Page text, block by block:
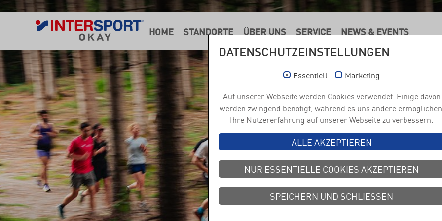
HOME STANDORTE ÜBER UNS SERVICE NEWS & EVENTS
DATENSCHUTZEINSTELLUNGEN
Essentiell
Marketing
Auf unserer Webseite werden Cookies verwendet. Einige davon
werden zwingend benötigt, während es uns andere
Ihre Nutzererfahrung auf unserer Webseite zu verbessern.
ALLE AKZEPTIEREN
NUR ESSENTIELLE COOKIES AKZEPTIEREN
SPEICHERN UND SCHLIESSEN